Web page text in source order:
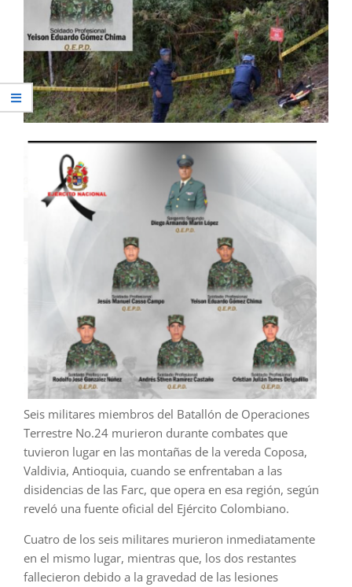
Seis militares miembros del Batallón de Operaciones
Terrestre No.24 murieron durante combates que
tuvieron lugar en las montañas de la vereda Coposa,
Valdivia, Antioquia, cuando se enfrentaban a las
disidencias de las Farc, que opera en esa región, según
reveló una fuente oficial del Ejército Colombiano.
Cuatro de los seis militares murieron inmediatamente
en el mismo lugar, mientras que, los dos restantes
fallecieron debido a la gravedad de las lesiones